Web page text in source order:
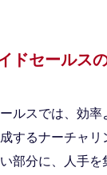
ドセールス
ルスでは、効
するナーチャ
部分に、人手を